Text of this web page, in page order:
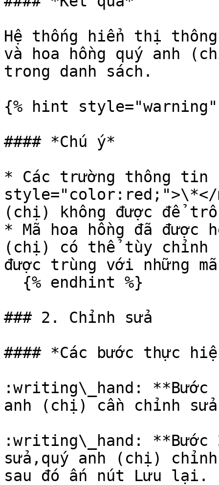
Hệ thống hiển thị thông
và hoa hồng quý anh
trong danh sách.
{% hint style="warning"
#### *Chú ý*
* Các trường thông tin
style="color:red;">\*</
(chị) không được để
* Mã hoa hồng đã được
(chị) có thể tùy chỉnh
được trùng với những
### 2. Chỉnh sửa
#### *Các bước thực
:writing\_hand: **Bước
anh (chị) cần chỉnh
:writing\_hand: **Bước
sửa,quý anh (chị)
sau đó ấn nút Lưu lại.